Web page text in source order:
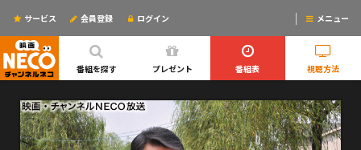
番組を探す プレゼント 番組表 視聴方法
サービス 会員登録 ログイン メニュー
ログインするとリマインドメールが使えるYO!